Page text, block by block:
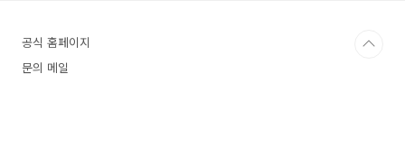
공식 홈페이지
문의 메일